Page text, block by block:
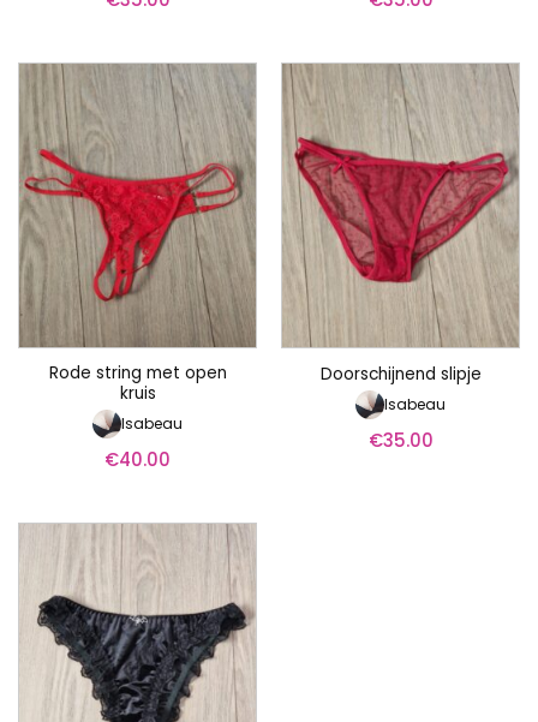
Rode string met open
kruis
Isabeau
€40.00
Doorschijnend slipje
Isabeau
€35.00